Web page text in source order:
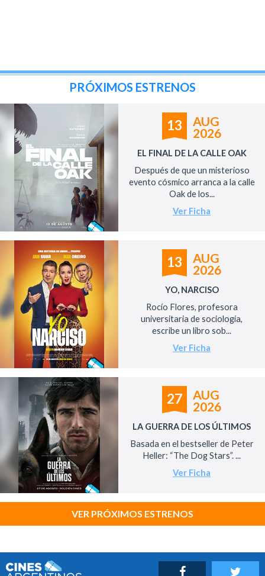
PRÓXIMOS ESTRENOS
13
AUG
2026
EL FINAL DE LA CALLE OAK
Después de que un misterioso
evento cósmico arranca a la calle
Oak de los...
Ver Ficha
13
AUG
2026
YO, NARCISO
Rocío Flores, profesora
universitaria de sociología,
escribe un libro sob...
Ver Ficha
27
AUG
2026
LA GUERRA DE LOS ÚLTIMOS
Basada en el bestseller de Peter
Heller: “The Dog Stars”. ...
Ver Ficha
VER PRÓXIMOS ESTRENOS